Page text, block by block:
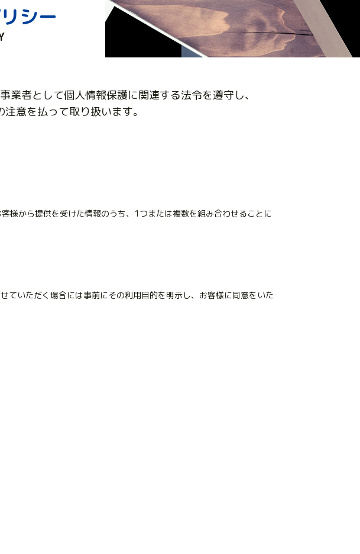
シー
者として個人情報保護に関連する法令を遵守し、
意を払って取り扱います。
様から提供を受けた情報のうち、1つまたは複数を組み合わせることに
ていただく場合には事前にその利用目的を明示し、お客様に同意をいた